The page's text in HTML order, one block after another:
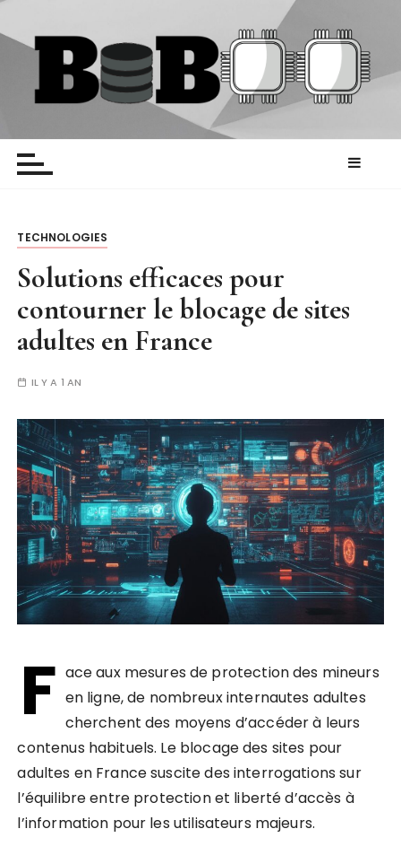
a
a Biboo
TECHNOLOGIES
Solutions efficaces pour
contourner le blocage de sites
adultes en France
IL Y A 1 AN
F ace aux mesures de protection des mineurs
en ligne, de nombreux internautes adultes
cherchent des moyens d’accéder à leurs
contenus habituels. Le blocage des sites pour
adultes en France suscite des interrogations sur
l’équilibre entre protection et liberté d’accès à
l’information pour les utilisateurs majeurs.